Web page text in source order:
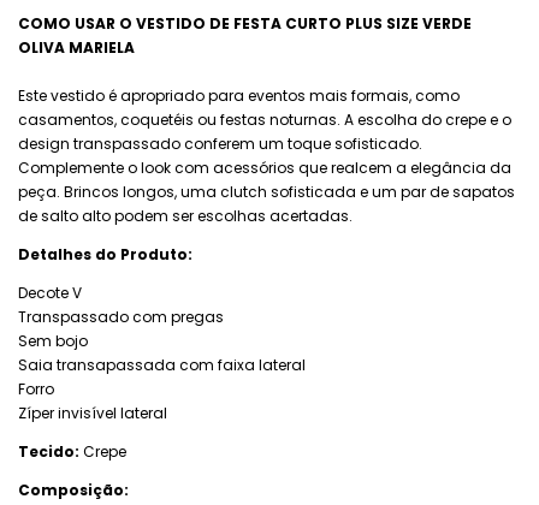
COMO USAR O VESTIDO DE FESTA CURTO PLUS SIZE VERDE
OLIVA MARIELA
Este vestido é apropriado para eventos mais formais, como
casamentos, coquetéis ou festas noturnas. A escolha do crepe e o
design transpassado conferem um toque sofisticado.
Complemente o look com acessórios que realcem a elegância da
peça. Brincos longos, uma clutch sofisticada e um par de sapatos
de salto alto podem ser escolhas acertadas.
Detalhes do Produto:
Decote V
Transpassado com pregas
Sem bojo
Saia transapassada com faixa lateral
Forro
Zíper invisível lateral
Tecido: Crepe
Composição: